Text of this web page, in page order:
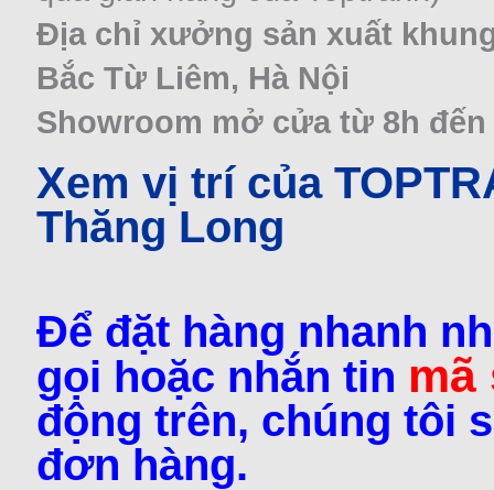
Địa chỉ xưởng sản xuất
Bắc Từ Liêm, Hà Nội
Showroom mở cửa từ 8h
Xem vị trí của
Thăng Long
Để đặt hàng nhanh
gọi hoặc nhắn tin
động trên, chúng tôi
đơn hàng.